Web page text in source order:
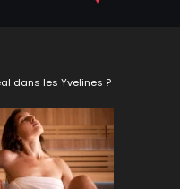
dans les Yvelines ?